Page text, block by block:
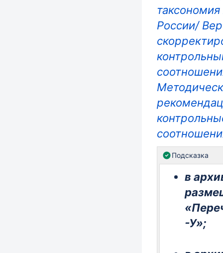
таксономия
России/
Подсказка
в
-У»;